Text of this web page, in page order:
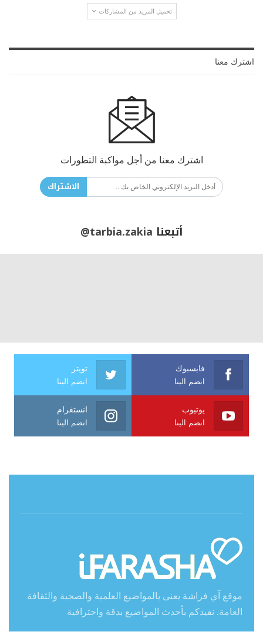
تحميل المزيد من المشاركات
اشترك معنا
اشترك معنا من أجل مواكبة التطورات
الاشتراك
أتبعنا @tarbia.zakia
فايسبوك
انضم الينا
تويتر
انضم الينا
يوتيوب
انضم الينا
انستغرام
انضم الينا
موقع آي فراشة يعنى بالمواضيع العلمية والصحية والثقافة
العامة. نفيدكم بأحدث المواضيع بدقة واحترافية